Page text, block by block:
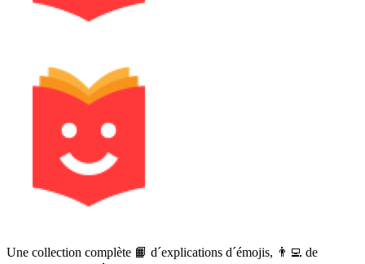
Une collection complète 📙 d´explications d´émojis, 👨‍💻 de